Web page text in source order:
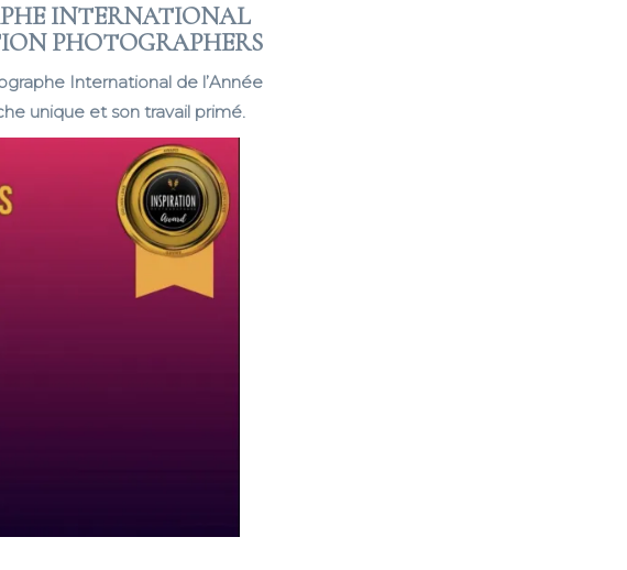
INTERNATIONAL
PHOTOGRAPHERS
International de l’Année
unique et son travail primé.